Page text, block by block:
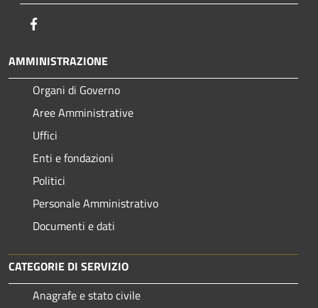
AMMINISTRAZIONE
Organi di Governo
Aree Amministrative
Uffici
Enti e fondazioni
Politici
Personale Amministrativo
Documenti e dati
CATEGORIE DI SERVIZIO
Anagrafe e stato civile